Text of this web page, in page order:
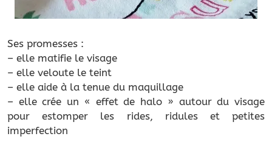
Ses promesses :
– elle matifie le visage
– elle veloute le teint
– elle aide à la tenue du maquillage
– elle crée un « effet de halo » autour du visage
pour estomper les rides, ridules et petites
imperfection